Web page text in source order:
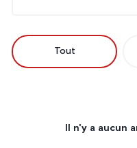
Tout
Il n'y a aucun